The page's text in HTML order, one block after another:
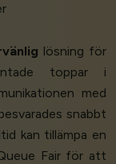
lösning för
toppar i
med
snabbt
kan tillämpa en
Fair för att